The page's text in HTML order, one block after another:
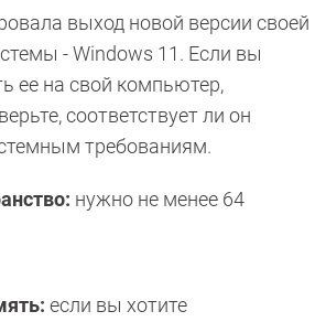
выход новой версии своей
- Windows 11. Если вы
ее на свой компьютер,
соответствует ли он
требованиям.
нужно не менее 64
если вы хотите